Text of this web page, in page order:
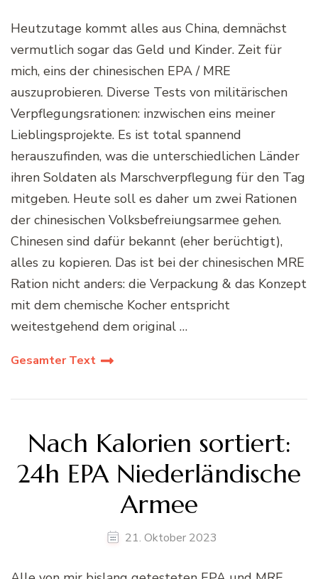
Heutzutage kommt alles aus China, demnächst
vermutlich sogar das Geld und Kinder. Zeit für
mich, eins der chinesischen EPA / MRE
auszuprobieren. Diverse Tests von militärischen
Verpflegungsrationen: inzwischen eins meiner
Lieblingsprojekte. Es ist total spannend
herauszufinden, was die unterschiedlichen Länder
ihren Soldaten als Marschverpflegung für den Tag
mitgeben. Heute soll es daher um zwei Rationen
der chinesischen Volksbefreiungsarmee gehen.
Chinesen sind dafür bekannt (eher berüchtigt),
alles zu kopieren. Das ist bei der chinesischen MRE
Ration nicht anders: die Verpackung & das Konzept
mit dem chemische Kocher entspricht
weitestgehend dem original …
Gesamter Text
Nach Kalorien sortiert:
24h EPA Niederländische
Armee
21. Oktober 2023